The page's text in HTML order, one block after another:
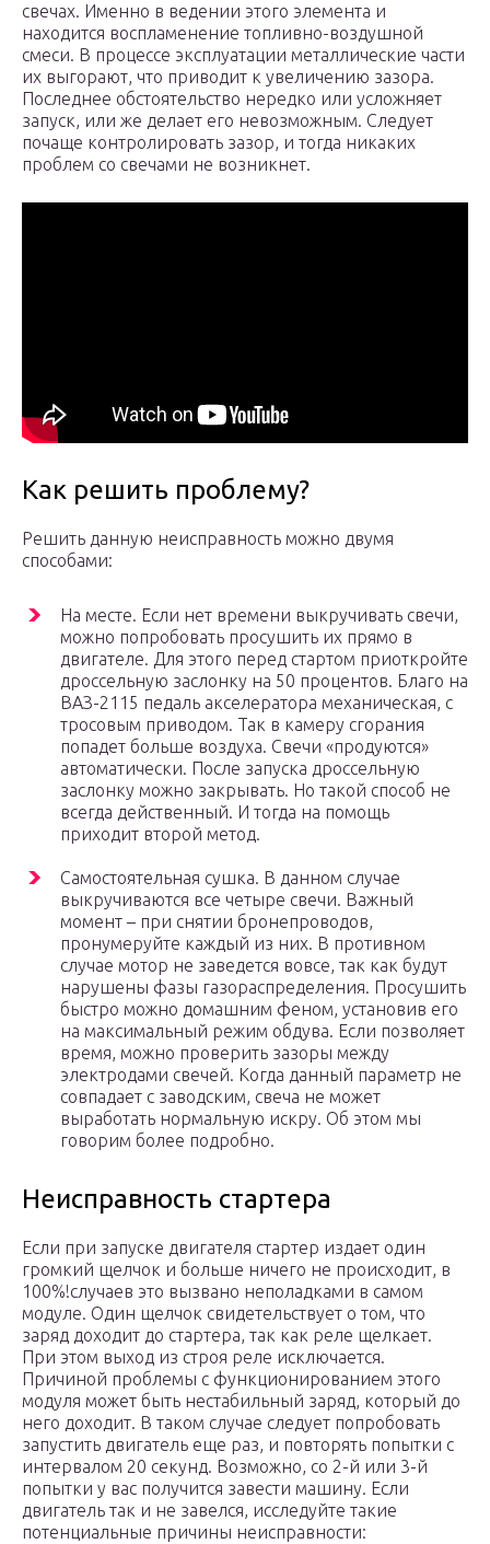
свечах. Именно в ведении этого элемента и
находится воспламенение топливно-воздушной
смеси. В процессе эксплуатации металлические части
их выгорают, что приводит к увеличению зазора.
Последнее обстоятельство нередко или усложняет
запуск, или же делает его невозможным. Следует
почаще контролировать зазор, и тогда никаких
проблем со свечами не возникнет.
Как решить проблему?
Решить данную неисправность можно двумя
способами:
На месте. Если нет времени выкручивать свечи,
можно попробовать просушить их прямо в
двигателе. Для этого перед стартом приоткройте
дроссельную заслонку на 50 процентов. Благо на
ВАЗ-2115 педаль акселератора механическая, с
тросовым приводом. Так в камеру сгорания
попадет больше воздуха. Свечи «продуются»
автоматически. После запуска дроссельную
заслонку можно закрывать. Но такой способ не
всегда действенный. И тогда на помощь
приходит второй метод.
Самостоятельная сушка. В данном случае
выкручиваются все четыре свечи. Важный
момент – при снятии бронепроводов,
пронумеруйте каждый из них. В противном
случае мотор не заведется вовсе, так как будут
нарушены фазы газораспределения. Просушить
быстро можно домашним феном, установив его
на максимальный режим обдува. Если позволяет
время, можно проверить зазоры между
электродами свечей. Когда данный параметр не
совпадает с заводским, свеча не может
выработать нормальную искру. Об этом мы
говорим более подробно.
Неисправность стартера
Если при запуске двигателя стартер издает один
громкий щелчок и больше ничего не происходит, в
100%!случаев это вызвано неполадками в самом
модуле. Один щелчок свидетельствует о том, что
заряд доходит до стартера, так как реле щелкает.
При этом выход из строя реле исключается.
Причиной проблемы с функционированием этого
модуля может быть нестабильный заряд, который до
него доходит. В таком случае следует попробовать
запустить двигатель еще раз, и повторять попытки с
интервалом 20 секунд. Возможно, со 2-й или 3-й
попытки у вас получится завести машину. Если
двигатель так и не завелся, исследуйте такие
потенциальные причины неисправности: